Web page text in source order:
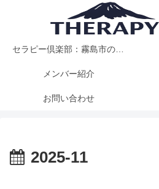
セラピー倶楽部：霧島市の卓球クラブ
メンバー紹介
お問い合わせ
2025-11